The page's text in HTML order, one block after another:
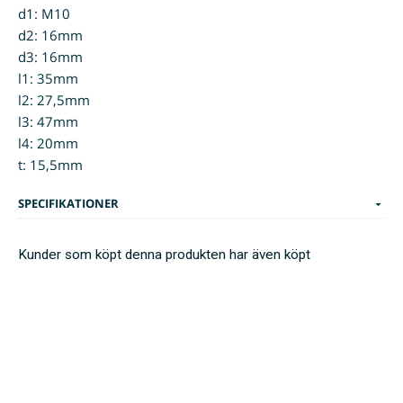
d1: M10
d2: 16mm
d3: 16mm
l1: 35mm
l2: 27,5mm
l3: 47mm
l4: 20mm
t: 15,5mm
SPECIFIKATIONER
Kunder som köpt denna produkten har även köpt